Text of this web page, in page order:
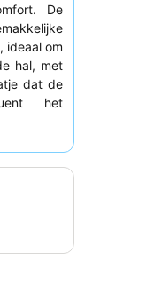
De
ideaal om
hal, met
dat de
het